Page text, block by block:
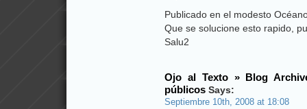
Publicado en el modesto
Que se solucione esto rapido,
Salu2
Ojo al Texto » Blog
públicos Says:
Septiembre 10th, 2008 at 18:08